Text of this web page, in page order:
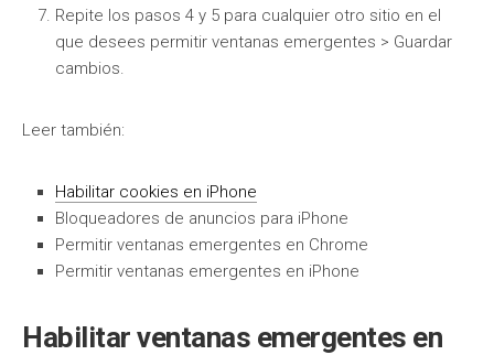
Repite los pasos 4 y 5 para cualquier otro sitio en el
que desees permitir ventanas emergentes > Guardar
cambios.
Leer también:
Habilitar cookies en iPhone
Bloqueadores de anuncios para iPhone
Permitir ventanas emergentes en Chrome
Permitir ventanas emergentes en iPhone
Habilitar ventanas emergentes en